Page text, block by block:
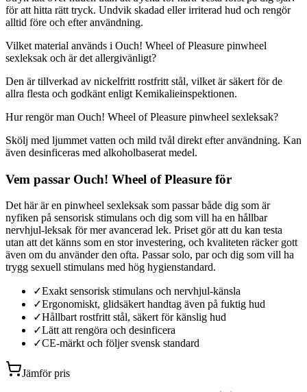
för att hitta rätt tryck. Undvik skadad eller irriterad hud och rengör
alltid före och efter användning.
Vilket material används i Ouch! Wheel of Pleasure pinwheel
sexleksak och är det allergivänligt?
Den är tillverkad av nickelfritt rostfritt stål, vilket är säkert för de
allra flesta och godkänt enligt Kemikalieinspektionen.
Hur rengör man Ouch! Wheel of Pleasure pinwheel sexleksak?
Skölj med ljummet vatten och mild tvål direkt efter användning. Kan
även desinficeras med alkoholbaserat medel.
Vem passar Ouch! Wheel of Pleasure för
Det här är en pinwheel sexleksak som passar både dig som är
nyfiken på sensorisk stimulans och dig som vill ha en hållbar
nervhjul-leksak för mer avancerad lek. Priset gör att du kan testa
utan att det känns som en stor investering, och kvaliteten räcker gott
även om du använder den ofta. Passar solo, par och dig som vill ha
trygg sexuell stimulans med hög hygienstandard.
✓Exakt sensorisk stimulans och nervhjul-känsla
✓Ergonomiskt, glidsäkert handtag även på fuktig hud
✓Hållbart rostfritt stål, säkert för känslig hud
✓Lätt att rengöra och desinficera
✓CE-märkt och följer svensk standard
Jämför pris